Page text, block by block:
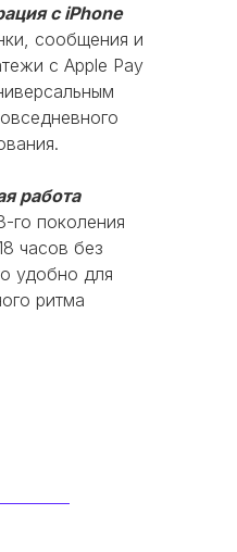
с iPhone
сообщения и
с Apple Pay
работа
го поколения
часов без
удобно для
ритма